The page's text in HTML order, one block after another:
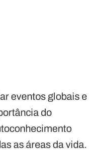
eventos globais e
do
as áreas da vida.